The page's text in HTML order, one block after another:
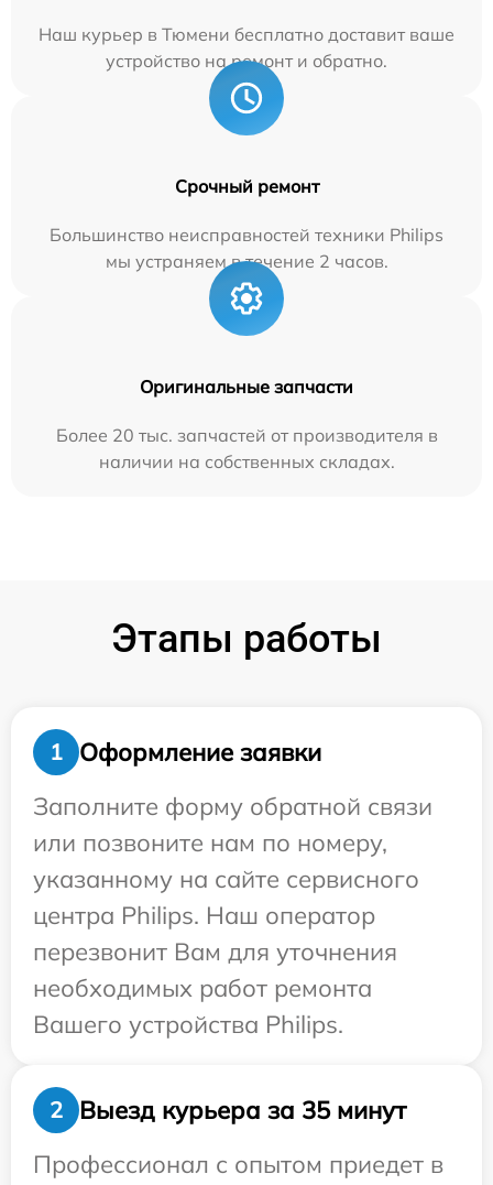
Наш курьер в Тюмени бесплатно доставит ваше
устройство на ремонт и обратно.
Срочный ремонт
Большинство неисправностей техники Philips
мы устраняем в течение 2 часов.
Оригинальные запчасти
Более 20 тыс. запчастей от производителя в
наличии на собственных складах.
Этапы работы
1
Оформление заявки
Заполните форму обратной связи
или позвоните нам по номеру,
указанному на сайте сервисного
центра Philips. Наш оператор
перезвонит Вам для уточнения
необходимых работ ремонта
Вашего устройства Philips.
2
Выезд курьера за 35 минут
Профессионал с опытом приедет в